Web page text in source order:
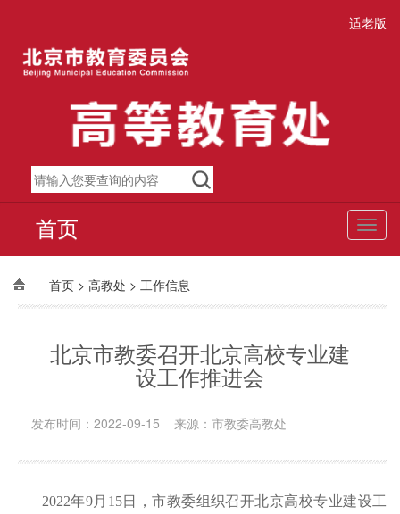
适老版
切
换
首页
首页 > 高教处 > 工作信息
北京市教委召开北京高校专业建
设工作推进会
发布时间：2022-09-15 来源：市教委高教处
2022年9月15日，市教委组织召开北京高校专业建设工